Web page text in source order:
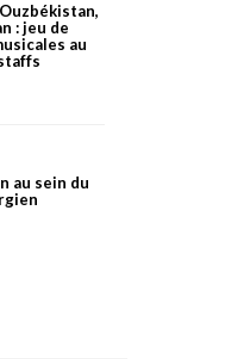
: jeu de
au
au sein du